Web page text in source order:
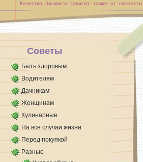
Качество бисквита зависит также от свежести
яиц (они должны быть свежие).
Чтобы готовый бисквит был рассыпчатым, [...]
Советы
Быть здоровым
Водителям
Дачникам
Женщинам
Кулинарные
На все случаи жизни
Перед покупкой
Разные